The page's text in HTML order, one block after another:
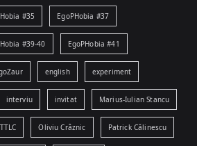
#35 EgoPHobia #37
#39-40 EgoPHobia #41
english experiment
interviu invitat Marius-Iulian Stancu
Oliviu Crâznic Patrick Călinescu